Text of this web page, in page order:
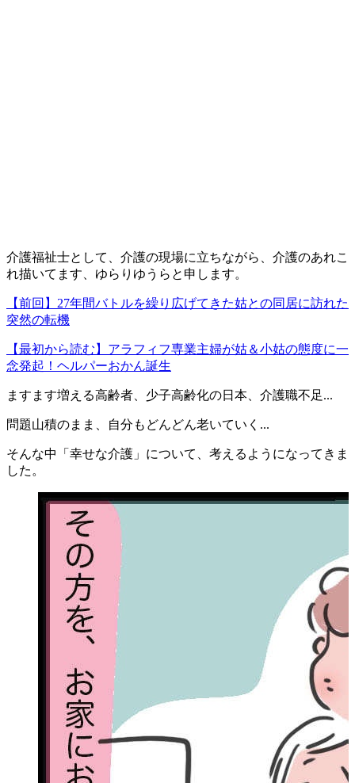
介護福祉士として、介護の現場に立ちながら、介護のあれこ
れ描いてます、ゆらりゆうらと申します。
【前回】27年間バトルを繰り広げてきた姑との同居に訪れた
突然の転機
【最初から読む】アラフィフ専業主婦が姑＆小姑の態度に一
念発起！ヘルパーおかん誕生
ますます増える高齢者、少子高齢化の日本、介護職不足...
問題山積のまま、自分もどんどん老いていく...
そんな中「幸せな介護」について、考えるようになってきま
した。